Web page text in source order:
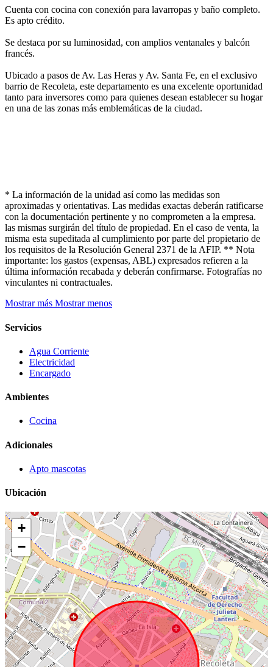
Cuenta con cocina con conexión para lavarropas y baño completo.
Es apto crédito.
Se destaca por su luminosidad, con amplios ventanales y balcón
francés.
Ubicado a pasos de Av. Las Heras y Av. Santa Fe, en el exclusivo
barrio de Recoleta, este departamento es una excelente oportunidad
tanto para inversores como para quienes desean establecer su hogar
en una de las zonas más emblemáticas de la ciudad.
* La información de la unidad así como las medidas son
aproximadas y orientativas. Las medidas exactas deberán ratificarse
con la documentación pertinente y no comprometen a la empresa.
las mismas surgirán del título de propiedad. En el caso de venta, la
misma esta supeditada al cumplimiento por parte del propietario de
los requisitos de la Resolución General 2371 de la AFIP. ** Nota
importante: los gastos (expensas, ABL) expresados refieren a la
última información recabada y deberán confirmarse. Fotografías no
vinculantes ni contractuales.
Mostrar más Mostrar menos
Servicios
Agua Corriente
Electricidad
Encargado
Ambientes
Cocina
Adicionales
Apto mascotas
Ubicación
+
−